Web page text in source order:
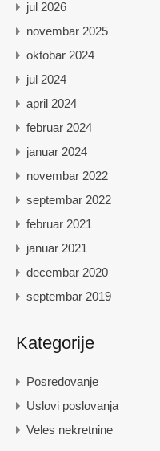
jul 2026
novembar 2025
oktobar 2024
jul 2024
april 2024
februar 2024
januar 2024
novembar 2022
septembar 2022
februar 2021
januar 2021
decembar 2020
septembar 2019
Kategorije
Posredovanje
Uslovi poslovanja
Veles nekretnine